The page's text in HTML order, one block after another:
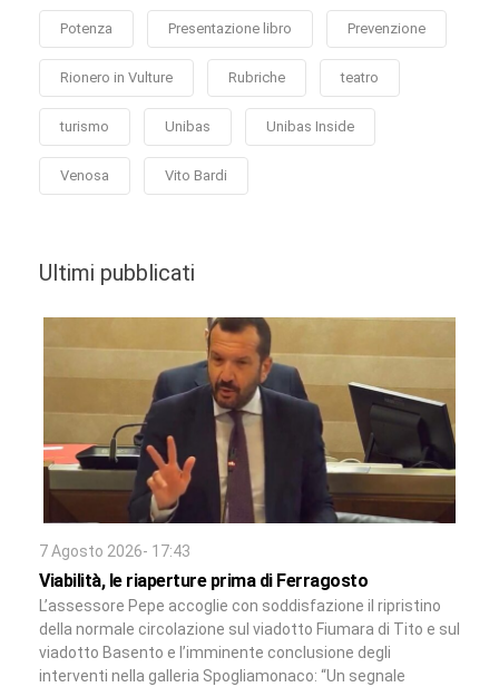
Potenza Presentazione libro Prevenzione
Rionero in Vulture Rubriche teatro
turismo Unibas Unibas Inside
Venosa Vito Bardi
Ultimi pubblicati
7 Agosto 2026- 17:43
Viabilità, le riaperture prima di Ferragosto
L’assessore Pepe accoglie con soddisfazione il ripristino
della normale circolazione sul viadotto Fiumara di Tito e sul
viadotto Basento e l’imminente conclusione degli
interventi nella galleria Spogliamonaco: “Un segnale